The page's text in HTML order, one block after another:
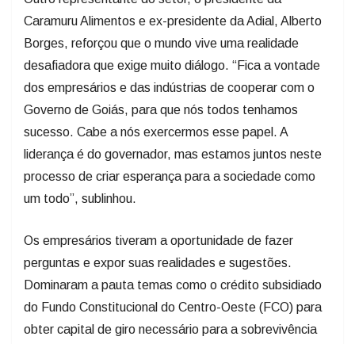
Caramuru Alimentos e ex-presidente da Adial, Alberto
Borges, reforçou que o mundo vive uma realidade
desafiadora que exige muito diálogo. “Fica a vontade
dos empresários e das indústrias de cooperar com o
Governo de Goiás, para que nós todos tenhamos
sucesso. Cabe a nós exercermos esse papel. A
liderança é do governador, mas estamos juntos neste
processo de criar esperança para a sociedade como
um todo”, sublinhou.
Os empresários tiveram a oportunidade de fazer
perguntas e expor suas realidades e sugestões.
Dominaram a pauta temas como o crédito subsidiado
do Fundo Constitucional do Centro-Oeste (FCO) para
obter capital de giro necessário para a sobrevivência